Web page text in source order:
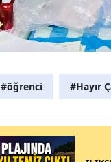
#öğrenci #Hayır